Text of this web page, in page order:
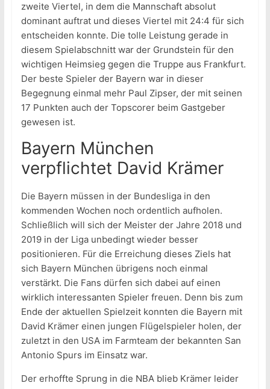
zweite Viertel, in dem die Mannschaft absolut
dominant auftrat und dieses Viertel mit 24:4 für sich
entscheiden konnte. Die tolle Leistung gerade in
diesem Spielabschnitt war der Grundstein für den
wichtigen Heimsieg gegen die Truppe aus Frankfurt.
Der beste Spieler der Bayern war in dieser
Begegnung einmal mehr Paul Zipser, der mit seinen
17 Punkten auch der Topscorer beim Gastgeber
gewesen ist.
Bayern München
verpflichtet David Krämer
Die Bayern müssen in der Bundesliga in den
kommenden Wochen noch ordentlich aufholen.
Schließlich will sich der Meister der Jahre 2018 und
2019 in der Liga unbedingt wieder besser
positionieren. Für die Erreichung dieses Ziels hat
sich Bayern München übrigens noch einmal
verstärkt. Die Fans dürfen sich dabei auf einen
wirklich interessanten Spieler freuen. Denn bis zum
Ende der aktuellen Spielzeit konnten die Bayern mit
David Krämer einen jungen Flügelspieler holen, der
zuletzt in den USA im Farmteam der bekannten San
Antonio Spurs im Einsatz war.
Der erhoffte Sprung in die NBA blieb Krämer leider